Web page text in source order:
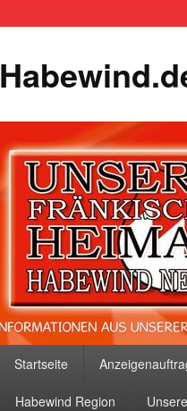
Startseite
Habewind Region